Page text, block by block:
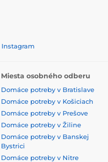
Instagram
Miesta osobného odberu
Domáce potreby v Bratislave
Domáce potreby v Košiciach
Domáce potreby v Prešove
Domáce potreby v Žiline
Domáce potreby v Banskej
Bystrici
Domáce potreby v Nitre